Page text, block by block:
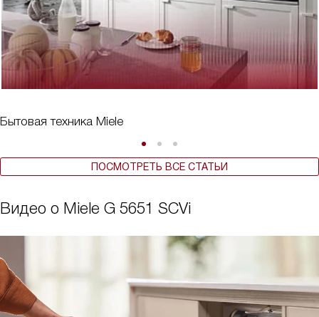
Бытовая техника Miele
ПОСМОТРЕТЬ ВСЕ СТАТЬИ
Видео о Miele G 5651 SCVi